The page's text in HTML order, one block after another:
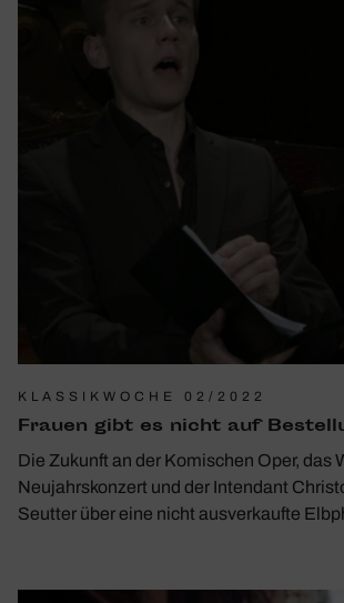
KLASSIKWOCHE 02/2022
Frauen gibt es nicht auf
Die Zukunft an der Komischen Oper, das
Neujahrskonzert und der Intendant
Seutter über eine nicht ausverkaufte